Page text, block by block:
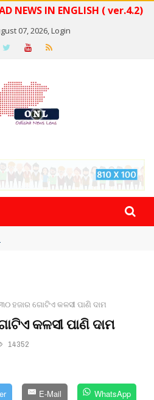
ENGLISH ( ver.4.2)
07, 2026,Login
ଅନ୍ୟାନ୍ୟ ଡିଜିଟାଲ୍ ନେଣଦେଣ ...
ହଜାର ଗୋଟିଏ କଳସୀ ପାଣି ଦାମ
କଳସୀ ପାଣି ଦାମ
14352
E-Mail WhatsApp